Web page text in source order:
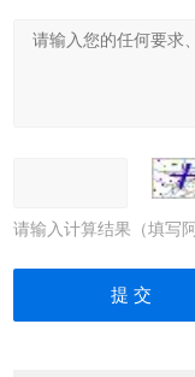
请输入计算结果（填写